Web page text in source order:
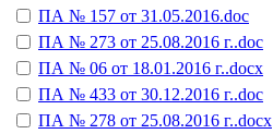
ПА № 157 от 31.05.2016.doc
ПА № 273 от 25.08.2016 г..doc
ПА № 06 от 18.01.2016 г..docx
ПА № 433 от 30.12.2016 г..doc
ПА № 278 от 25.08.2016 г..docx